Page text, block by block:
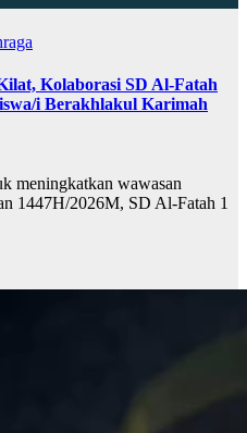
Kolaborasi SD Al-Fatah
i Berakhlakul Karimah
meningkatkan wawasan
1447H/2026M, SD Al-Fatah 1